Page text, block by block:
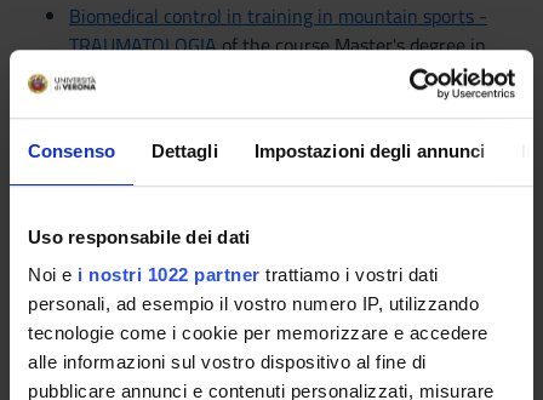
Consenso Dettagli Impostazioni degli annunci
Uso responsabile dei dati
Noi e i nostri 1022 partner trattiamo i vostri dati
personali, ad esempio il vostro numero IP, utilizzando
tecnologie come i cookie per memorizzare e accedere
alle informazioni sul vostro dispositivo al fine di
pubblicare annunci e contenuti personalizzati, misurare
Biomedical control in training in mountain sports -
TRAUMATOLOGIAof the course Master's degree in
Sport Science and Physical Performance
Patologie osteoarticolari nelle attivita' motorie e nello
degree in Sport Science and Physical Performance
Patologie osteoarticolari nelle attivita' motorie e nello
MOTORIAof the course Master's degree in Sport
Science and Physical Performance
Courses Single
Authorized with reserve